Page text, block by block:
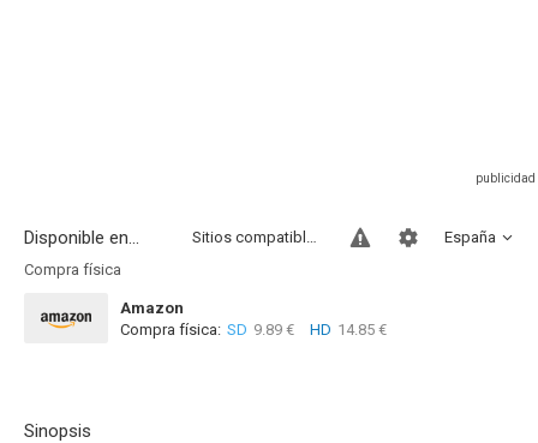
Disponible en... España
Sitios compatibles
Compra física
Amazon
Compra física: SD 9.89 € HD 14.85 €
Sinopsis